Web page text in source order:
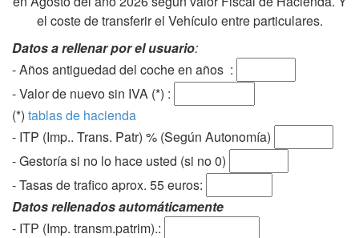
el coste de transferir el Vehículo entre particulares.
Datos a rellenar por el usuario:
- Años antiguedad del coche en años :
- Valor de nuevo sin IVA (*) :
(*) tablas de hacienda
- ITP (Imp.. Trans. Patr) % (Según Autonomía)
- Gestoría si no lo hace usted (si no 0)
-Tasas de trafico aprox. 55 euros:
Datos rellenados automáticamente
- ITP (Imp. transm.patrim).: